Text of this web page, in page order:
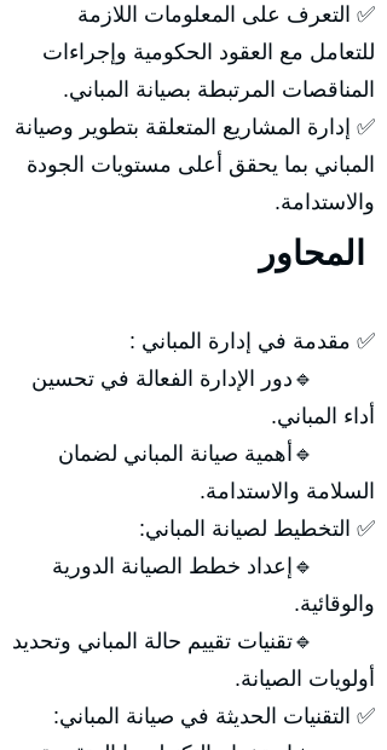
✅ التعرف على المعلومات اللازمة
للتعامل مع العقود الحكومية وإجراءات
المناقصات المرتبطة بصيانة المباني.
✅ إدارة المشاريع المتعلقة بتطوير وصيانة
المباني بما يحقق أعلى مستويات الجودة
والاستدامة.
✅ مقدمة في إدارة المباني :
🔹دور الإدارة الفعالة في تحسين
أداء المباني.
🔹أهمية صيانة المباني لضمان
السلامة والاستدامة.
✅ التخطيط لصيانة المباني:
🔹إعداد خطط الصيانة الدورية
والوقائية.
🔹تقنيات تقييم حالة المباني وتحديد
أولويات الصيانة.
✅ التقنيات الحديثة في صيانة المباني: